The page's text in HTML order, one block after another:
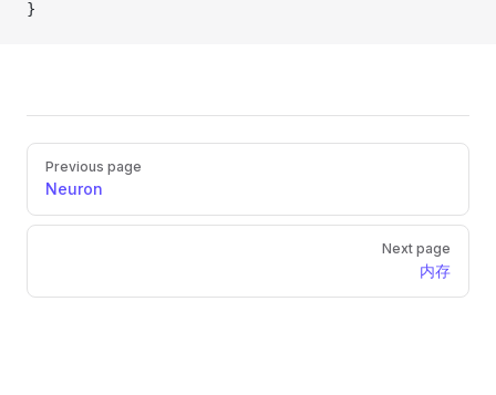
}
Pager
Previous page
Neuron
Next page
内存